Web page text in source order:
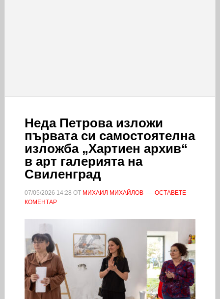
Неда Петрова изложи
първата си самостоятелна
изложба „Хартиен архив“
в арт галерията на
Свиленград
07/05/2026 14:28 ОТ МИХАИЛ МИХАЙЛОВ
ОСТАВЕТЕ
КОМЕНТАР